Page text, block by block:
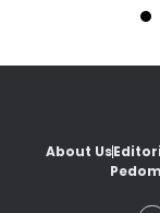
About Us